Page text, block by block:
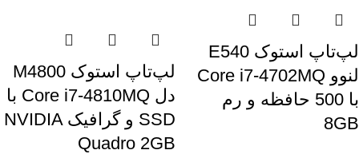
لپ‌تاپ استوک E540
لنوو Core i7-4702MQ
با 500 حافظه و رم
8GB
لپ‌تاپ استوک M4800
دل Core i7-4810MQ با
SSD و گرافیک NVIDIA
Quadro 2GB